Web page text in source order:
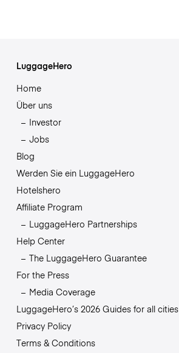
LuggageHero
Home
Über uns
Investor
Jobs
Blog
Werden Sie ein LuggageHero
Hotelshero
Affiliate Program
LuggageHero Partnerships
Help Center
The LuggageHero Guarantee
For the Press
Media Coverage
LuggageHero’s 2026 Guides for all cities
Privacy Policy
Terms & Conditions